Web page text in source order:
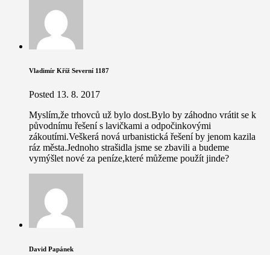
Vladimír Kříž Severní 1187
Posted 13. 8. 2017
Myslím,že trhovců už bylo dost.Bylo by záhodno vrátit se k
původnímu řešení s lavičkami a odpočinkovými
zákoutími.Veškerá nová urbanistická řešení by jenom kazila
ráz města.Jednoho strašidla jsme se zbavili a budeme
vymýšlet nové za peníze,které můžeme použít jinde?
David Papánek